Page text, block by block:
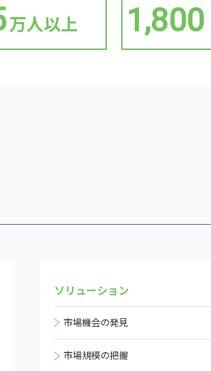
万人以上 1,800
ソリューション
市場機会の発見
市場規模の把握